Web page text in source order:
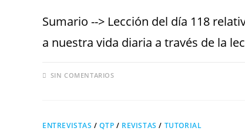
Sumario --> Lección del día 118
a nuestra vida diaria a través de la
SIN COMENTARIOS
ENTREVISTAS /QTP / REVISTAS / TUTORIAL